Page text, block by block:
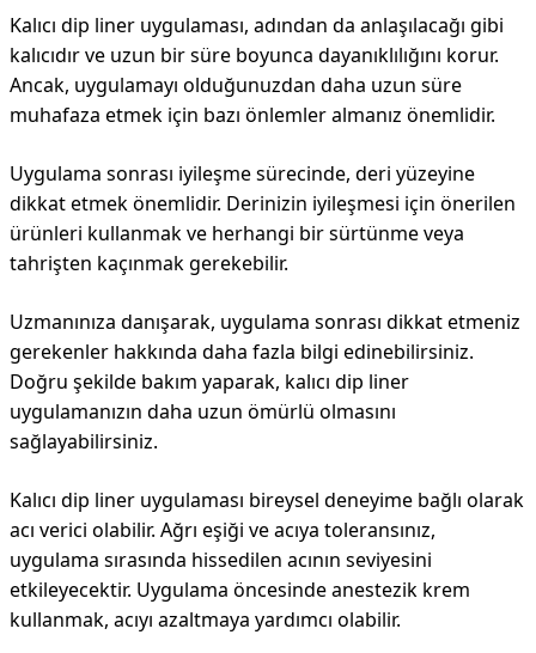
Kalıcı dip liner uygulaması, adından da anlaşılacağı gibi
kalıcıdır ve uzun bir süre boyunca dayanıklılığını korur.
Ancak, uygulamayı olduğunuzdan daha uzun süre
muhafaza etmek için bazı önlemler almanız önemlidir.
Uygulama sonrası iyileşme sürecinde, deri yüzeyine
dikkat etmek önemlidir. Derinizin iyileşmesi için önerilen
ürünleri kullanmak ve herhangi bir sürtünme veya
tahrişten kaçınmak gerekebilir.
Uzmanınıza danışarak, uygulama sonrası dikkat etmeniz
gerekenler hakkında daha fazla bilgi edinebilirsiniz.
Doğru şekilde bakım yaparak, kalıcı dip liner
uygulamanızın daha uzun ömürlü olmasını
sağlayabilirsiniz.
Kalıcı dip liner uygulaması bireysel deneyime bağlı olarak
acı verici olabilir. Ağrı eşiği ve acıya toleransınız,
uygulama sırasında hissedilen acının seviyesini
etkileyecektir. Uygulama öncesinde anestezik krem ​​
kullanmak, acıyı azaltmaya yardımcı olabilir.